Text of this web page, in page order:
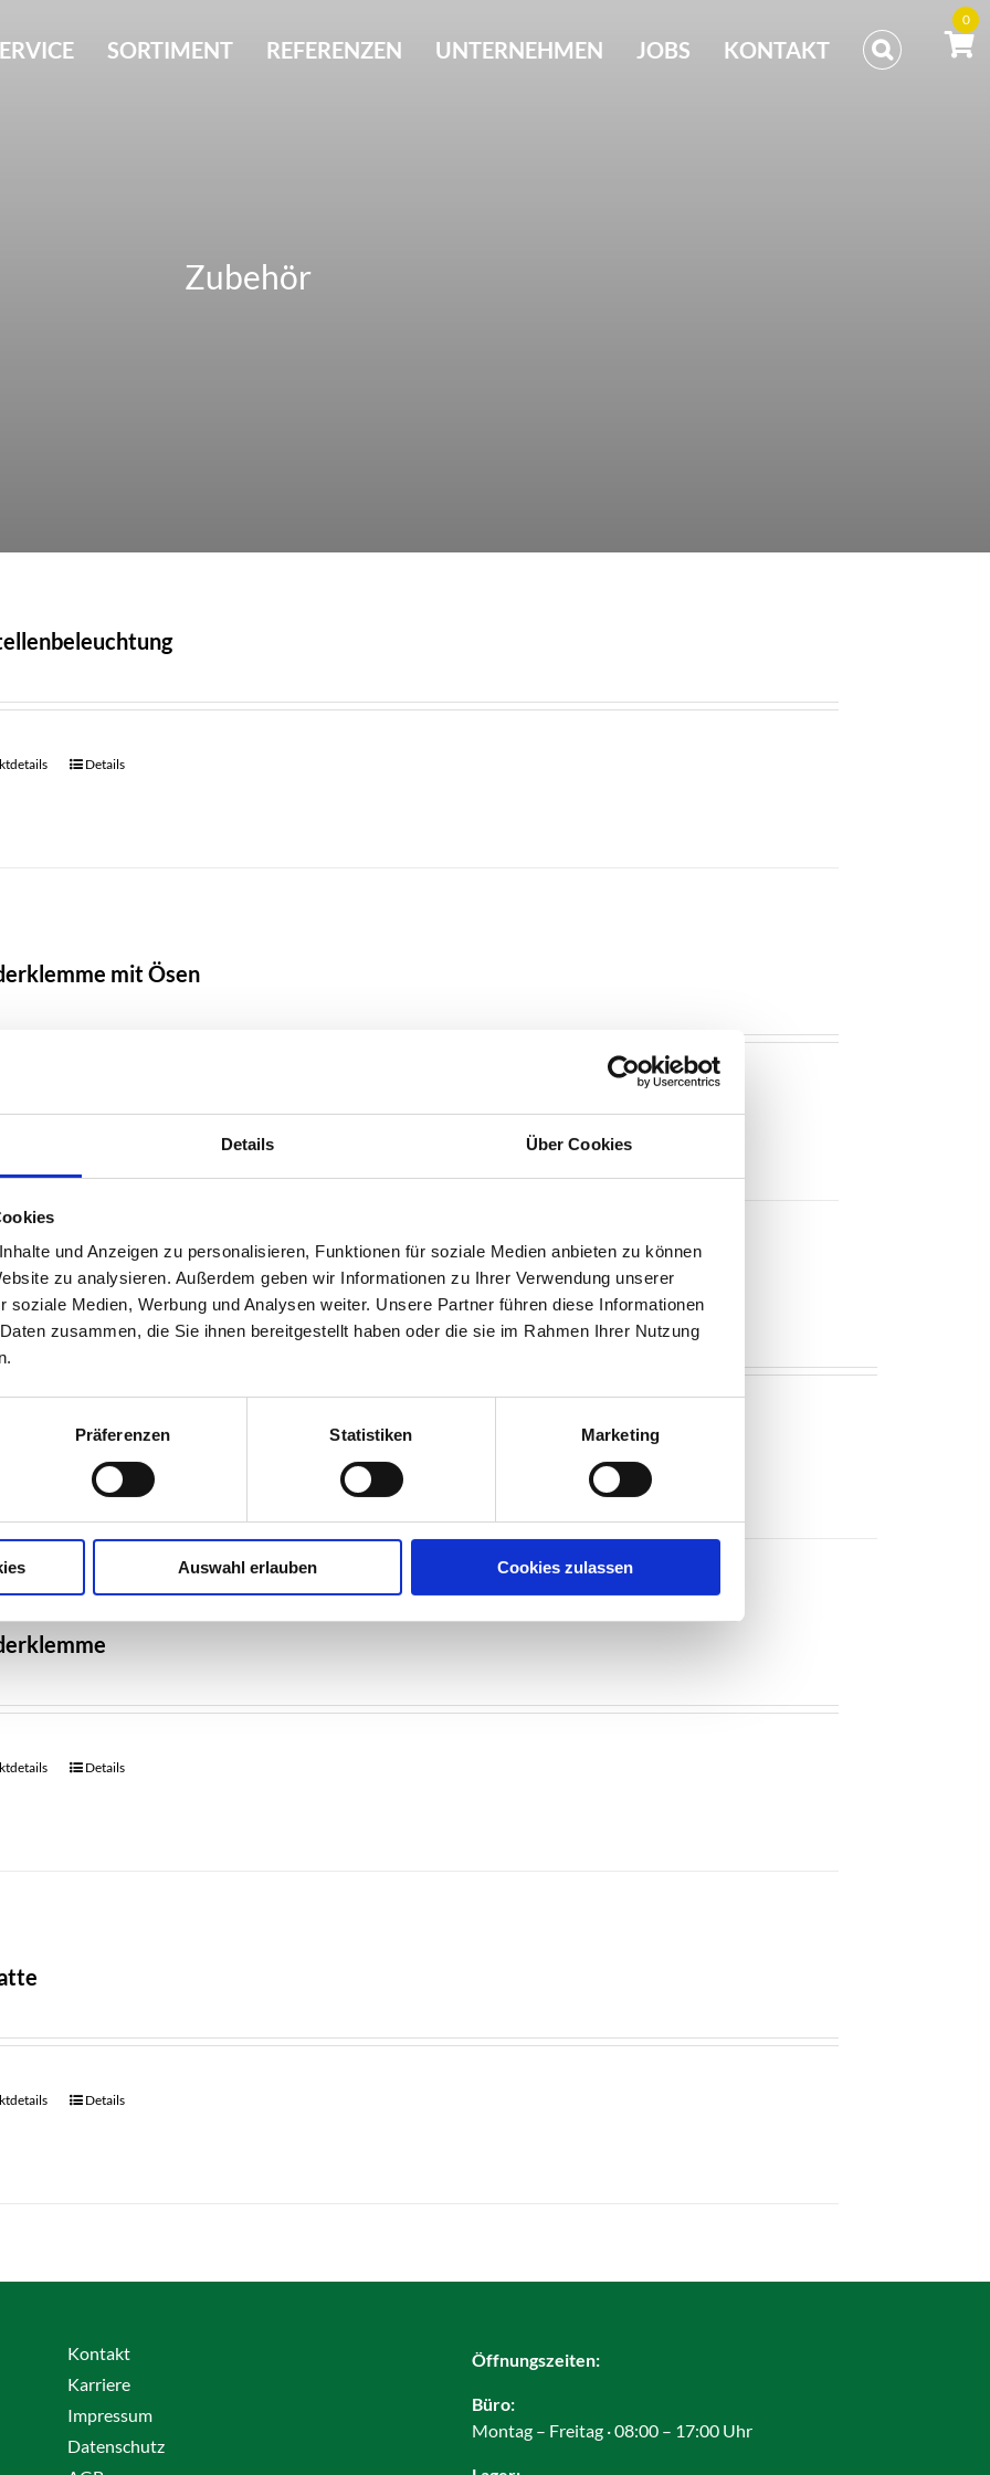
Details Über Cookies
und Anzeigen zu personalisieren, Funktionen für soziale Medien anbieten zu können
zu analysieren. Außerdem geben wir Informationen zu Ihrer Verwendung unserer
soziale Medien, Werbung und Analysen weiter. Unsere Partner führen diese Informationen
zusammen, die Sie ihnen bereitgestellt haben oder die sie im Rahmen Ihrer Nutzung
Präferenzen Statistiken Marketing
Auswahl erlauben Cookies zulassen
SORTIMENT REFERENZEN UNTERNEHMEN JOBS KONTAKT
Zubehör
0
Details
mit Ösen
Details
Details
Details
Kontakt
Karriere
Impressum
Datenschutz
Öffnungszeiten:
Büro:
Montag – Freitag · 08:00 – 17:00 Uhr